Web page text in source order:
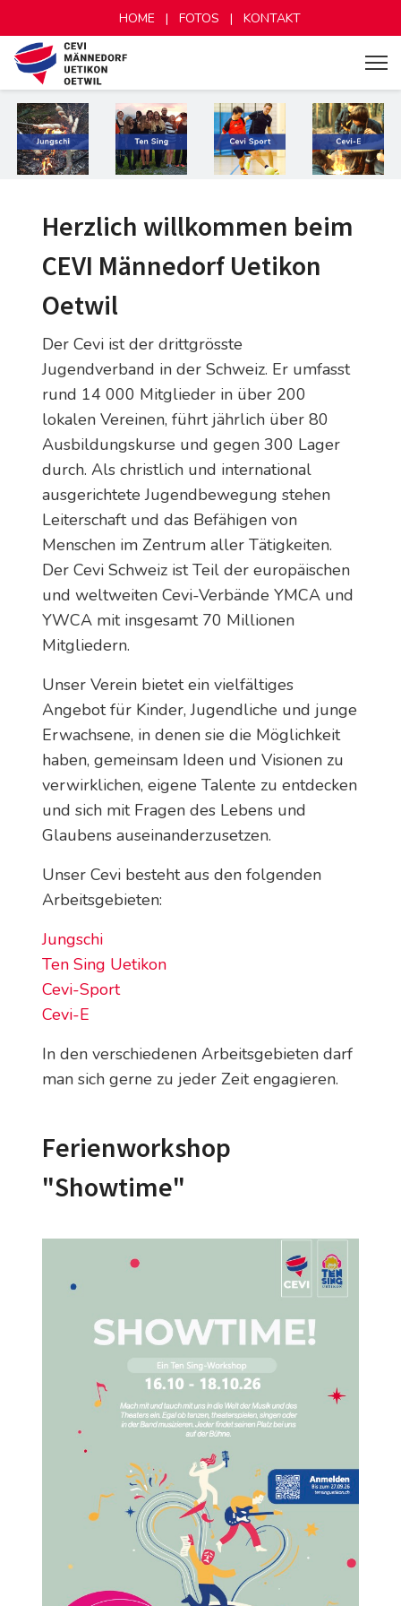
HOME | FOTOS | KONTAKT
Herzlich willkommen beim
CEVI Männedorf Uetikon
Oetwil
Der Cevi ist der drittgrösste
Jugendverband in der Schweiz. Er umfasst
rund 14 000 Mitglieder in über 200
lokalen Vereinen, führt jährlich über 80
Ausbildungskurse und gegen 300 Lager
durch. Als christlich und international
ausgerichtete Jugendbewegung stehen
Leiterschaft und das Befähigen von
Menschen im Zentrum aller Tätigkeiten.
Der Cevi Schweiz ist Teil der europäischen
und weltweiten Cevi-Verbände YMCA und
YWCA mit insgesamt 70 Millionen
Mitgliedern.
Unser Verein bietet ein vielfältiges
Angebot für Kinder, Jugendliche und junge
Erwachsene, in denen sie die Möglichkeit
haben, gemeinsam Ideen und Visionen zu
verwirklichen, eigene Talente zu entdecken
und sich mit Fragen des Lebens und
Glaubens auseinanderzusetzen.
Unser Cevi besteht aus den folgenden
Arbeitsgebieten:
Jungschi
Ten Sing Uetikon
Cevi-Sport
Cevi-E
In den verschiedenen Arbeitsgebieten darf
man sich gerne zu jeder Zeit engagieren.
Ferienworkshop
"Showtime"